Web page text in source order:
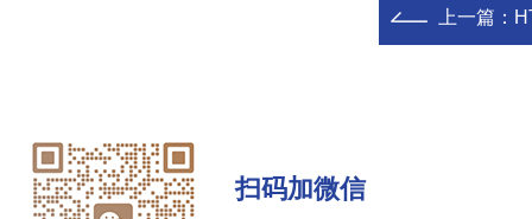
上一篇：
扫码加微信